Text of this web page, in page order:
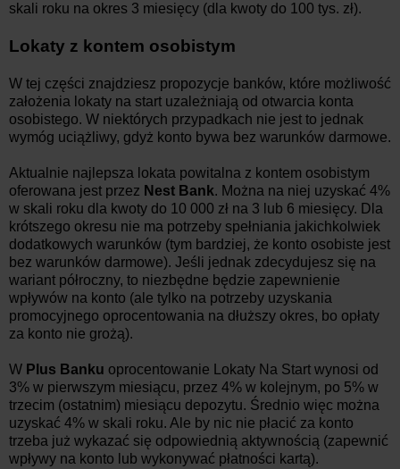
skali roku na okres 3 miesięcy (dla kwoty do 100 tys. zł).
Lokaty z kontem osobistym
W tej części znajdziesz propozycje banków, które możliwość
założenia lokaty na start uzależniają od otwarcia konta
osobistego. W niektórych przypadkach nie jest to jednak
wymóg uciążliwy, gdyż konto bywa bez warunków darmowe.
Aktualnie najlepsza lokata powitalna z kontem osobistym
oferowana jest przez Nest Bank. Można na niej uzyskać 4%
w skali roku dla kwoty do 10 000 zł na 3 lub 6 miesięcy. Dla
krótszego okresu nie ma potrzeby spełniania jakichkolwiek
dodatkowych warunków (tym bardziej, że konto osobiste jest
bez warunków darmowe). Jeśli jednak zdecydujesz się na
wariant półroczny, to niezbędne będzie zapewnienie
wpływów na konto (ale tylko na potrzeby uzyskania
promocyjnego oprocentowania na dłuższy okres, bo opłaty
za konto nie grożą).
W Plus Banku oprocentowanie Lokaty Na Start wynosi od
3% w pierwszym miesiącu, przez 4% w kolejnym, po 5% w
trzecim (ostatnim) miesiącu depozytu. Średnio więc można
uzyskać 4% w skali roku. Ale by nic nie płacić za konto
trzeba już wykazać się odpowiednią aktywnością (zapewnić
wpływy na konto lub wykonywać płatności kartą).